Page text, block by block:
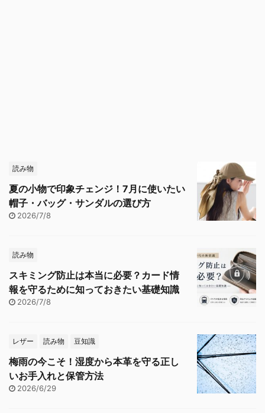
読み物
夏の小物で印象チェンジ！7月に使いたい
帽子・バッグ・サンダルの選び方
2026/7/8
読み物
スキミング防止は本当に必要？カード情
報を守るために知っておきたい基礎知識
2026/7/8
レザー 読み物 豆知識
梅雨の今こそ！湿度から本革を守る正し
いお手入れと保管方法
2026/6/29